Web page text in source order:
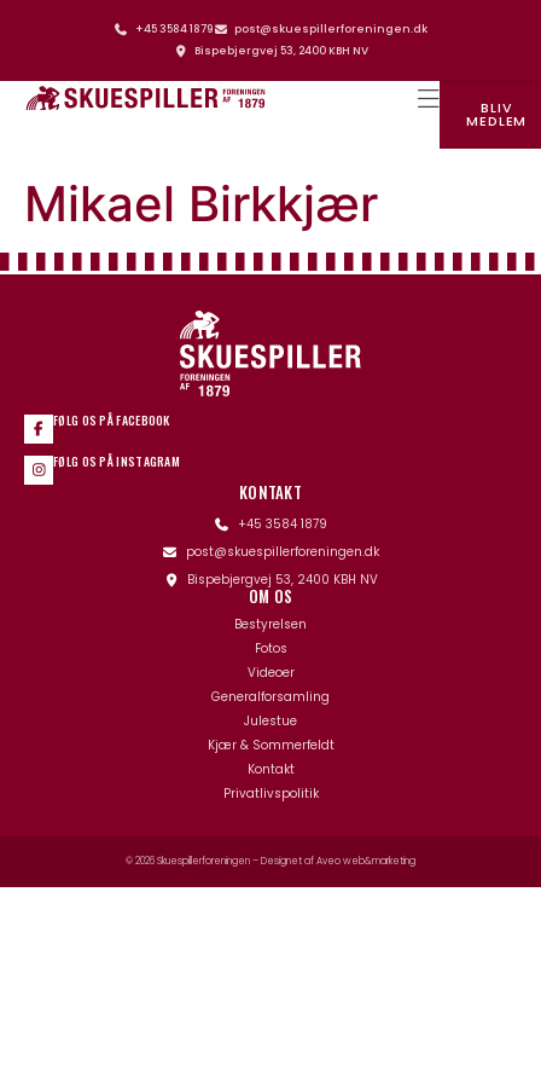
+45 3584 1879
post@skuespillerforeningen.dk
Bispebjergvej 53, 2400 KBH NV
BLIV
MEDLEM
Mikael Birkkjær
FØLG OS PÅ FACEBOOK
FØLG OS PÅ INSTAGRAM
KONTAKT
+45 3584 1879
post@skuespillerforeningen.dk
Bispebjergvej 53, 2400 KBH NV
OM OS
Bestyrelsen
Fotos
Videoer
Generalforsamling
Julestue
Kjær & Sommerfeldt
Kontakt
Privatlivspolitik
© 2026 Skuespillerforeningen – Designet afAveo web&marketing